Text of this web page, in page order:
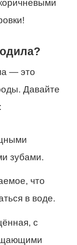
— это
Давайте
зубами.
что
в воде.
с